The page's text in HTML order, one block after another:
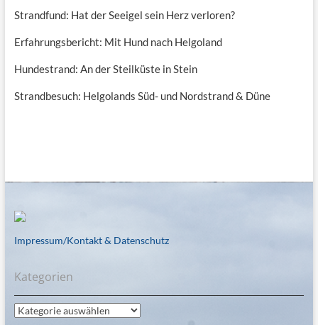
Strandfund: Hat der Seeigel sein Herz verloren?
Erfahrungsbericht: Mit Hund nach Helgoland
Hundestrand: An der Steilküste in Stein
Strandbesuch: Helgolands Süd- und Nordstrand & Düne
Impressum/Kontakt & Datenschutz
Kategorien
Kategorien